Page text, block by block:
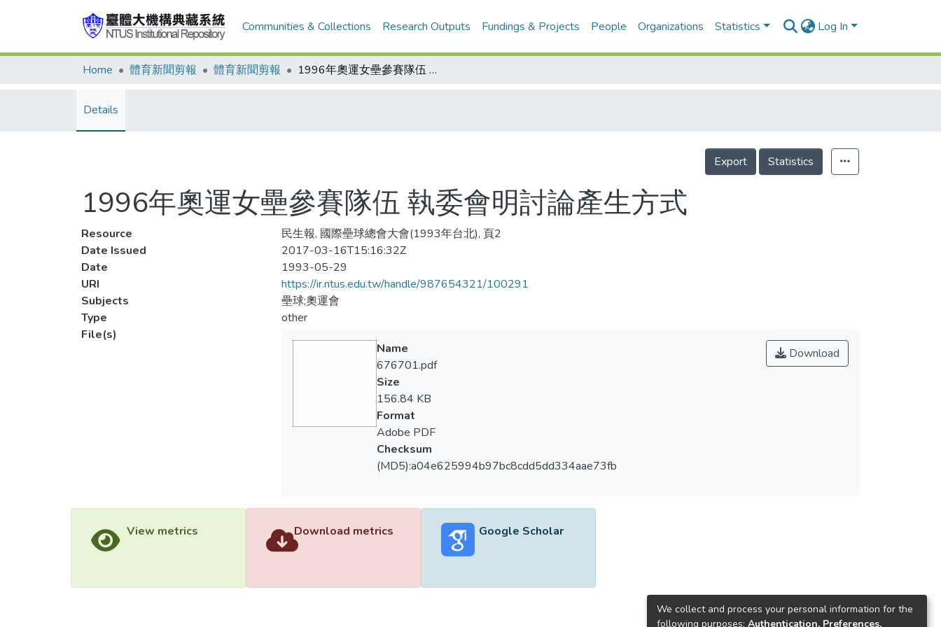
Communities & Collections Research Outputs Fundings & Projects People Organizations Statistics Log In
Home 體育新聞剪報 體育新聞剪報 1996年奧運女壘參賽隊伍 執委會明討論產生方式
Details
Export Statistics
1996年奧運女壘參賽隊伍 執委會明討論產生方式
Resource
民生報, 國際壘球總會大會(1993年台北), 頁2
Date Issued
2017-03-16T15:16:32Z
Date
1993-05-29
URI
https://ir.ntus.edu.tw/handle/987654321/100291
Subjects
壘球;奧運會
Type
other
File(s)
Download
Name
676701.pdf
Size
156.84 KB
Format
Adobe PDF
Checksum
(MD5):a04e625994b97bc8cdd5dd334aae73fb
View metrics Download metrics Google Scholar
We collect and process your personal information for the
following purposes: Authentication, Preferences,